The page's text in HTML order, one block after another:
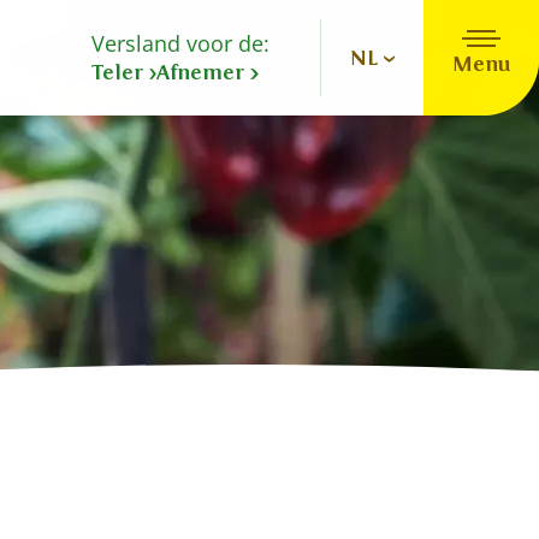
Versland voor de:
Teler Afnemer
NL
Nederlands
Deutsch
English
Español
Français
Menu